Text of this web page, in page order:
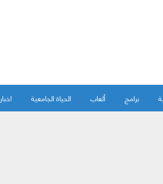
برامج ألعاب الحياة الجامعية